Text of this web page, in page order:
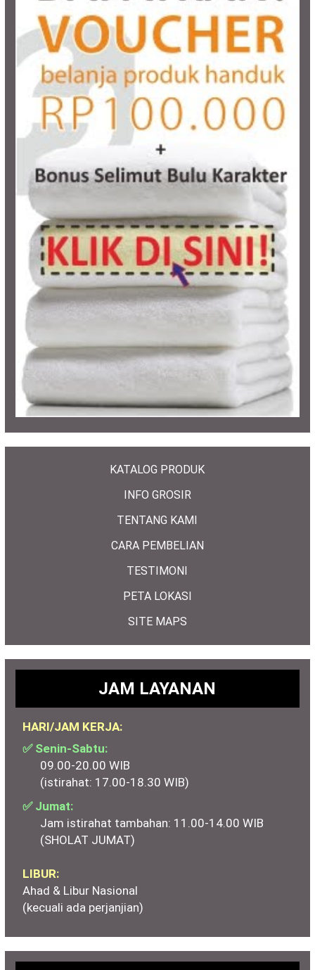
KATALOG PRODUK
INFO GROSIR
TENTANG KAMI
CARA PEMBELIAN
TESTIMONI
PETA LOKASI
SITE MAPS
JAM LAYANAN
HARI/JAM KERJA:
✅ Senin-Sabtu:
09.00-20.00 WIB
(istirahat: 17.00-18.30 WIB)
✅ Jumat:
Jam istirahat tambahan: 11.00-14.00 WIB
(SHOLAT JUMAT)
LIBUR:
Ahad & Libur Nasional
(kecuali ada perjanjian)